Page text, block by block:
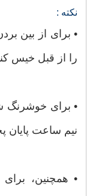
نکته :
• برای از بین
را از قبل خیس
• برای خوشرنگ
نیم ساعت پایان
• همچنین،